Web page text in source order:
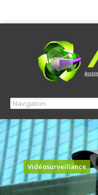
Vidéosurveillance